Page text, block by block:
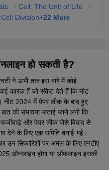
• Cell: The Unit of Life
•
Division+22 More
हो सकती है?
ने अभी तक इस बारे में कोई
कई कारक हैं जो संकेत देते हैं कि नीट
2024 में पेपर लीक के बाद हुए
की संभावना जताई जाने लगी कि
फर्जीवाड़े और पेपर लीक जैसे विवाद से
देने के लिए एक समिति बनाई गई।
उन सिफारिशों पर अमल के लिए एनटीए
ऑनलाइन होगा या ऑफलाइन इसकी